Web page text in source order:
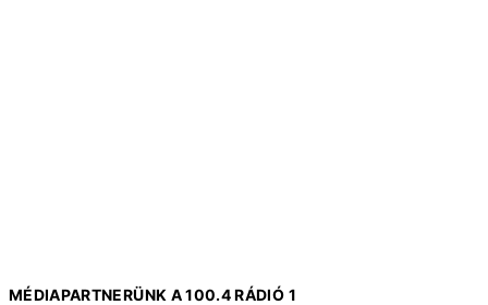
MÉDIAPARTNERÜNK A 100.4 RÁDIÓ 1